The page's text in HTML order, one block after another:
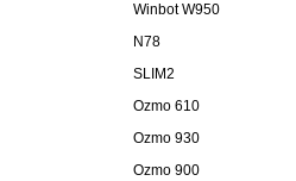
Winbot W950
N78
SLIM2
Ozmo 610
Ozmo 930
Ozmo 900